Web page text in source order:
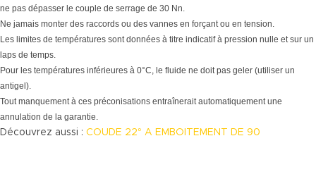
ne pas dépasser le couple de serrage de 30 Nn.
Ne jamais monter des raccords ou des vannes en forçant ou en tension.
Les limites de températures sont données à titre indicatif à pression nulle et sur un
laps de temps.
Pour les températures inférieures à 0°C, le fluide ne doit pas geler (utiliser un
antigel).
Tout manquement à ces préconisations entraînerait automatiquement une
annulation de la garantie.
Découvrez aussi : COUDE 22° A EMBOITEMENT DE 90